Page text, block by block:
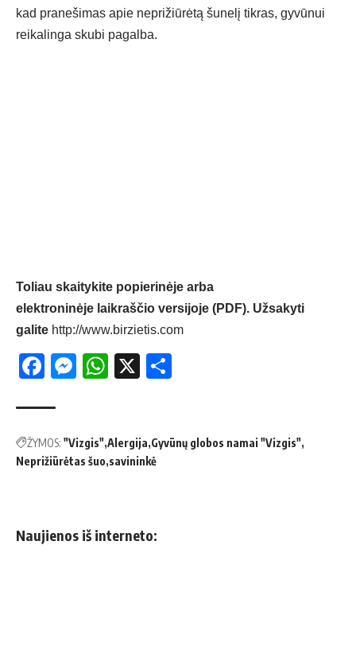
kad pranešimas apie neprižiūrėtą šunelį tikras, gyvūnui
reikalinga skubi pagalba.
Toliau skaitykite popierinėje arba
elektroninėje laikraščio versijoje (PDF). Užsakyti
galite http://www.birzietis.com
Facebook
Messenger
WhatsApp
X
ŽYMOS: "Vizgis" Alergija Gyvūnų globos namai "Vizgis"
Neprižiūrėtas šuo savininkė
Naujienos iš interneto: